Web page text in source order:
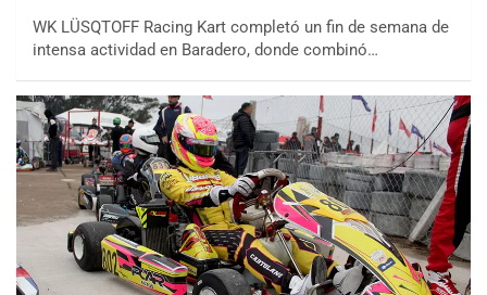
WK LÜSQTOFF Racing Kart completó un fin de semana de
intensa actividad en Baradero, donde combinó…